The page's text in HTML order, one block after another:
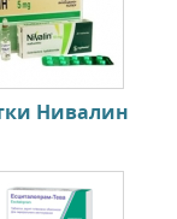
Нивалин